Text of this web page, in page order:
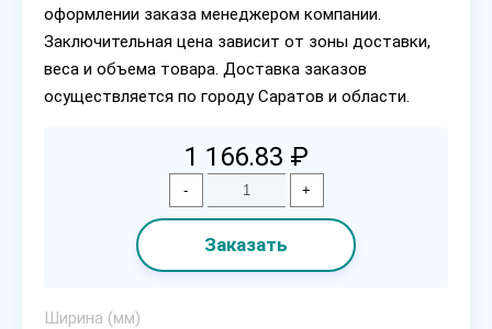
оформлении заказа менеджером компании.
Заключительная цена зависит от зоны доставки,
веса и объема товара. Доставка заказов
осуществляется по городу Саратов и области.
1 166.83 ₽
- +
Заказать
Ширина (мм)